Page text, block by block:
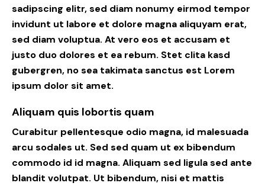
sadipscing elitr, sed diam nonumy eirmod tempor
invidunt ut labore et dolore magna aliquyam erat,
sed diam voluptua. At vero eos et accusam et
justo duo dolores et ea rebum. Stet clita kasd
gubergren, no sea takimata sanctus est Lorem
ipsum dolor sit amet.
Aliquam quis lobortis quam
Curabitur pellentesque odio magna, id malesuada
arcu sodales ut. Sed sed quam ut ex bibendum
commodo id id magna. Aliquam sed ligula sed ante
blandit volutpat. Ut bibendum, nisi et mattis